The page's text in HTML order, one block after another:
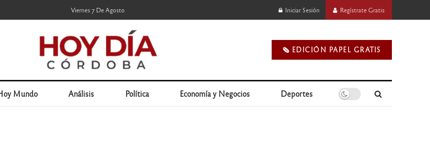
Viernes 7 De Agosto Iniciar Sesión Regístrate Gratis
🗞️ EDICIÓN PAPEL GRATIS
Mundo Análisis Política Economía y Negocios Deportes